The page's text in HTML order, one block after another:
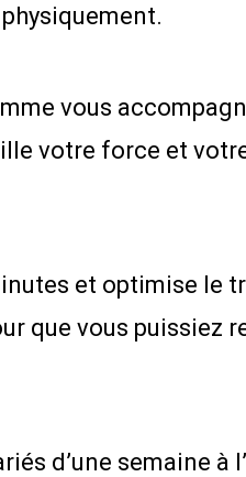
vous
votre force et
et optimise
que vous puissiez
d’une semaine à